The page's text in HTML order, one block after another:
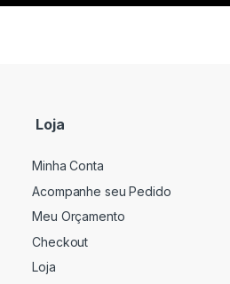
Loja
Minha Conta
Acompanhe seu Pedido
Meu Orçamento
Checkout
Loja